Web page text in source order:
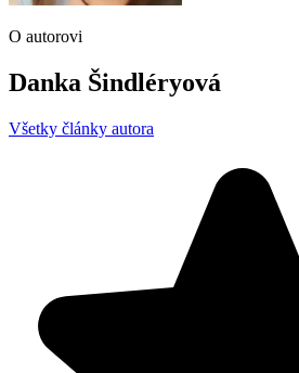
O autorovi
Danka Šindléryová
Všetky články autora